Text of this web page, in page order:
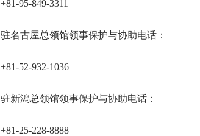
+81-95-849-3311
驻名古屋总领馆领事保护与协助电话：
+81-52-932-1036
驻新潟总领馆领事保护与协助电话：
+81-25-228-8888